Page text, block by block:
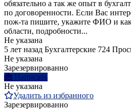
обязательно а так же опыт в
по договоренности. Если Вас
пож-та пишите, укажите ФИО и
области, подробности...
Не указана
5 лет назад Бухгалтерские 724
Не указана
Зарезервированно
Написать
Не указана
Удалить из избранного
Зарезервированно